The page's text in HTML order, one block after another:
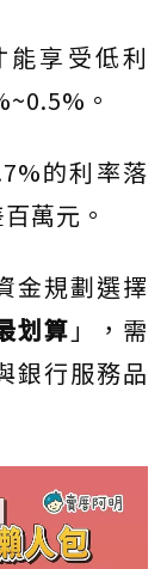
享受低利
。
的利率落
萬元。
金規劃選擇
划算 」，需
銀行服務品